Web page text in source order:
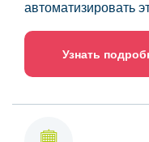
автоматизировать
Узнать